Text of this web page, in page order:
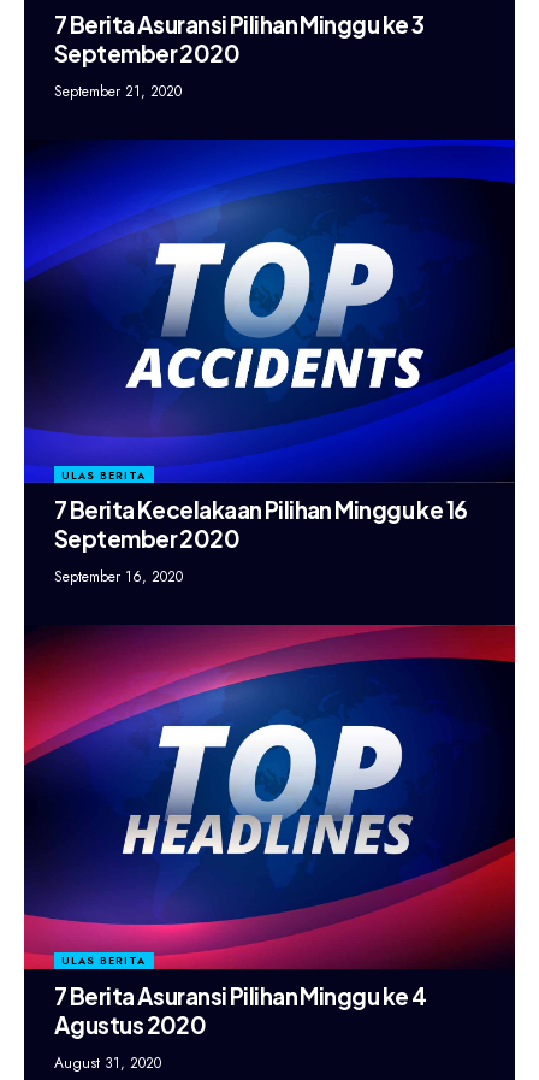
7 Berita Asuransi Pilihan Minggu ke 3
September 2020
September 21, 2020
ULAS BERITA
7 Berita Kecelakaan Pilihan Minggu ke 16
September 2020
September 16, 2020
ULAS BERITA
7 Berita Asuransi Pilihan Minggu ke 4
Agustus 2020
August 31, 2020